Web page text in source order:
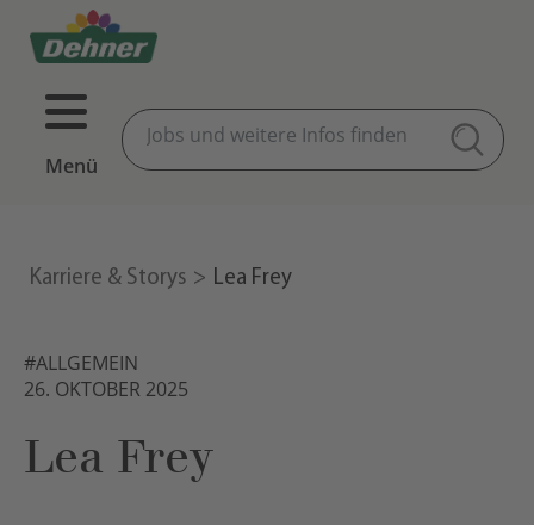
Menü
Karriere & Storys Lea Frey
#ALLGEMEIN
26. OKTOBER 2025
Lea Frey